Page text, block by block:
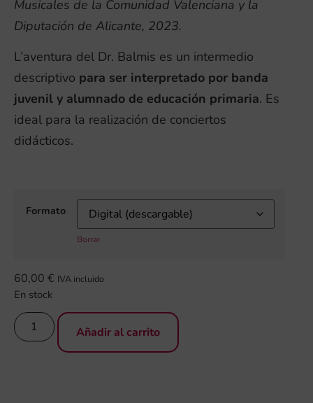
Musicales de la Comunidad Valenciana y la
Diputación de Alicante, 2023.
L’aventura del Dr. Balmis es un intermedio
descriptivo para ser interpretado por banda
juvenil y alumnado de educación primaria. Es
ideal para la realización de conciertos
didácticos.
Formato
Borrar
60,00 € IVA incluido
En stock
Añadir al carrito